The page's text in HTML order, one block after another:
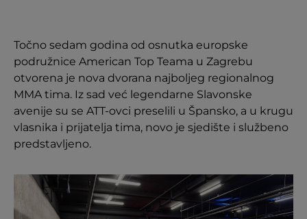
Točno sedam godina od osnutka europske
podružnice American Top Teama u Zagrebu
otvorena je nova dvorana najboljeg regionalnog
MMA tima. Iz sad već legendarne Slavonske
avenije su se ATT-ovci preselili u Špansko, a u krugu
vlasnika i prijatelja tima, novo je sjedište i službeno
predstavljeno.